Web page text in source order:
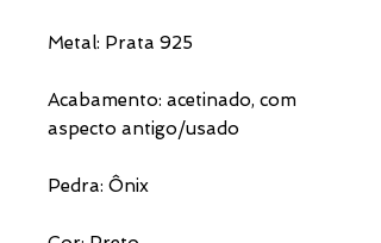
Metal: Prata 925
Acabamento: acetinado, com
aspecto antigo/usado
Pedra: Ônix